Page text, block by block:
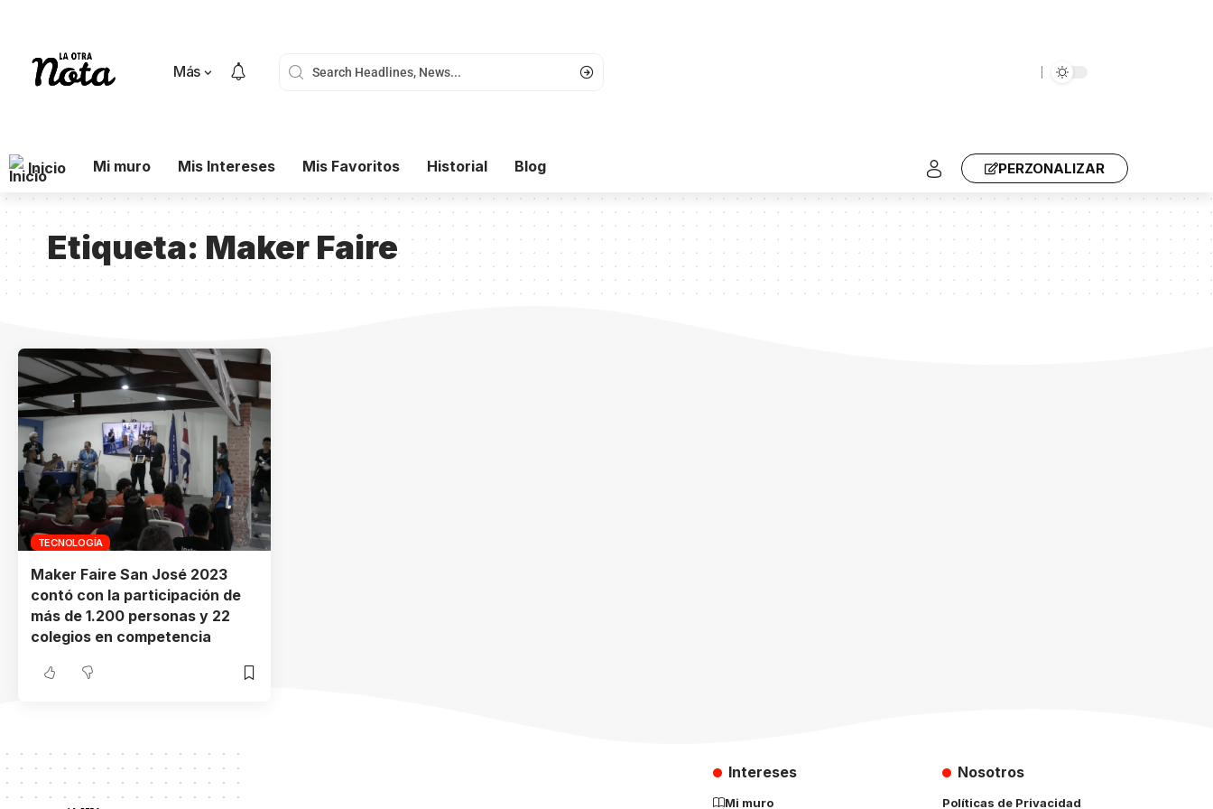
Más
Inicio Mi muro Mis Intereses Mis Favoritos Historial Blog PERZONALIZAR
Etiqueta: Maker Faire
TECNOLOGÍA
Maker Faire San José 2023
contó con la participación de
más de 1.200 personas y 22
colegios en competencia
Intereses
Mi muro
Nosotros
Políticas de Privacidad